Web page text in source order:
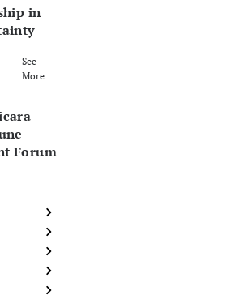
in
See
More
Forum